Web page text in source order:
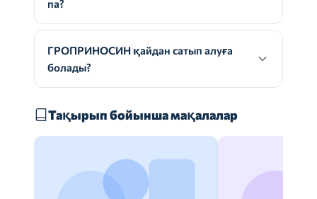
па?
ГРОПРИНОСИН қайдан сатып алуға
болады?
Тақырып бойынша мақалалар